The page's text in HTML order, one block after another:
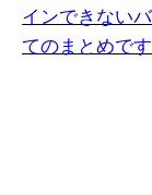
インできない
てのまとめです